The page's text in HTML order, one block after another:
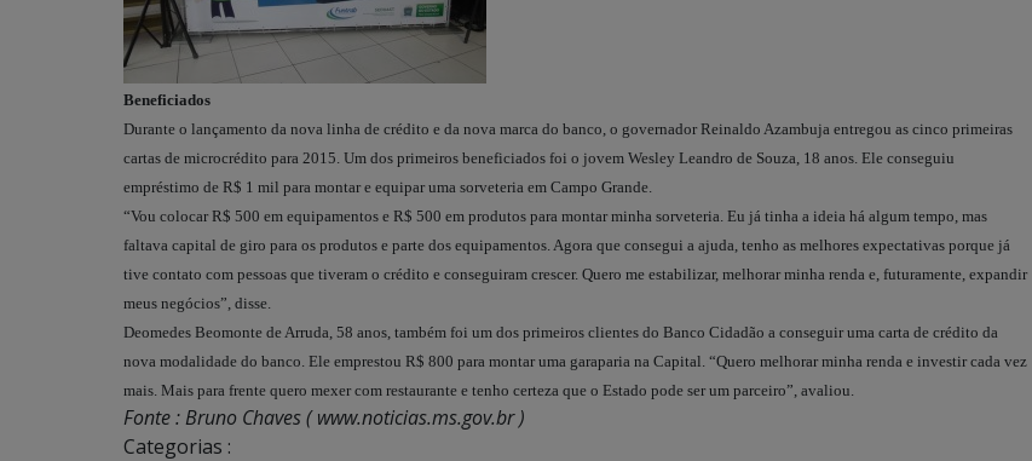
Beneficiados
Durante o lançamento da nova linha de crédito e da nova marca do banco, o governador Reinaldo Azambuja entregou as cinco primeiras
cartas de microcrédito para 2015. Um dos primeiros beneficiados foi o jovem Wesley Leandro de Souza, 18 anos. Ele conseguiu
empréstimo de R$ 1 mil para montar e equipar uma sorveteria em Campo Grande.
“Vou colocar R$ 500 em equipamentos e R$ 500 em produtos para montar minha sorveteria. Eu já tinha a ideia há algum tempo, mas
faltava capital de giro para os produtos e parte dos equipamentos. Agora que consegui a ajuda, tenho as melhores expectativas porque já
tive contato com pessoas que tiveram o crédito e conseguiram crescer. Quero me estabilizar, melhorar minha renda e, futuramente, expandir
meus negócios”, disse.
Deomedes Beomonte de Arruda, 58 anos, também foi um dos primeiros clientes do Banco Cidadão a conseguir uma carta de crédito da
nova modalidade do banco. Ele emprestou R$ 800 para montar uma garaparia na Capital. “Quero melhorar minha renda e investir cada vez
mais. Mais para frente quero mexer com restaurante e tenho certeza que o Estado pode ser um parceiro”, avaliou.
Fonte : Bruno Chaves ( www.noticias.ms.gov.br )
Categorias :